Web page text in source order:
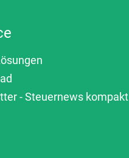
- Steuernews kompakt